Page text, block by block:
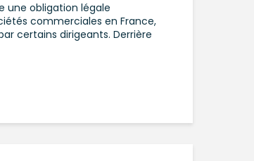
une obligation légale
commerciales en France,
certains dirigeants. Derrière